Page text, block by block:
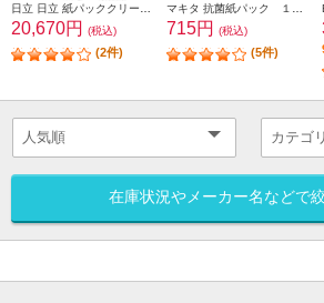
20,670円 (税込)
(2件)
715円 (税込)
(5件)
在庫状況やメーカー名などで